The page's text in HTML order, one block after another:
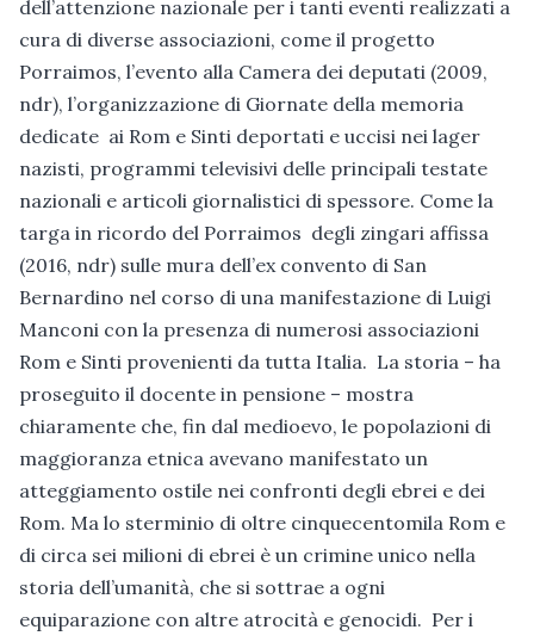
dell’attenzione nazionale per i tanti eventi realizzati a
cura di diverse associazioni, come il progetto
Porraimos, l’evento alla Camera dei deputati (2009,
ndr), l’organizzazione di Giornate della memoria
dedicate ai Rom e Sinti deportati e uccisi nei lager
nazisti, programmi televisivi delle principali testate
nazionali e articoli giornalistici di spessore. Come la
targa in ricordo del Porraimos degli zingari affissa
(2016, ndr) sulle mura dell’ex convento di San
Bernardino nel corso di una manifestazione di Luigi
Manconi con la presenza di numerosi associazioni
Rom e Sinti provenienti da tutta Italia. La storia – ha
proseguito il docente in pensione – mostra
chiaramente che, fin dal medioevo, le popolazioni di
maggioranza etnica avevano manifestato un
atteggiamento ostile nei confronti degli ebrei e dei
Rom. Ma lo sterminio di oltre cinquecentomila Rom e
di circa sei milioni di ebrei è un crimine unico nella
storia dell’umanità, che si sottrae a ogni
equiparazione con altre atrocità e genocidi. Per i